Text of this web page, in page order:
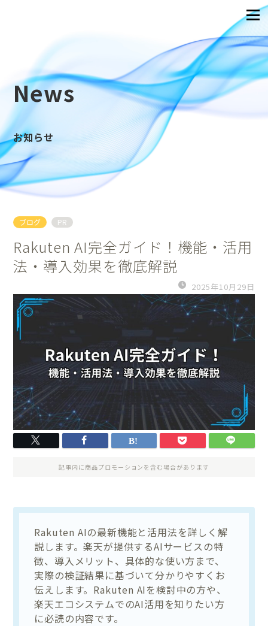
News
お知らせ
ブログ PR
Rakuten AI完全ガイド！機能・活用
法・導入効果を徹底解説
2025年10月29日
記事内に商品プロモーションを含む場合があります
Rakuten AIの最新機能と活用法を詳しく解
説します。楽天が提供するAIサービスの特
徴、導入メリット、具体的な使い方まで、
実際の検証結果に基づいて分かりやすくお
伝えします。Rakuten AIを検討中の方や、
楽天エコシステムでのAI活用を知りたい方
に必読の内容です。